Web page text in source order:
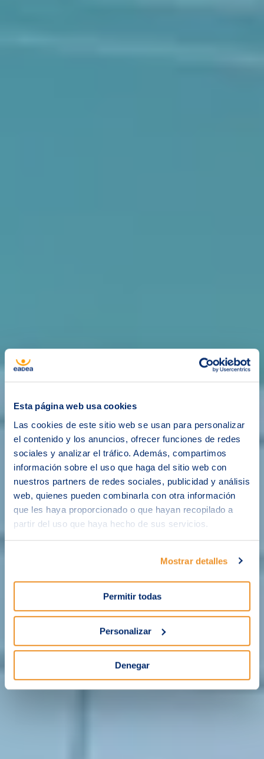
Esta página web usa cookies
Las cookies de este sitio web se usan para personalizar
el contenido y los anuncios, ofrecer funciones de redes
sociales y analizar el tráfico. Además, compartimos
información sobre el uso que haga del sitio web con
nuestros partners de redes sociales, publicidad y análisis
web, quienes pueden combinarla con otra información
que les haya proporcionado o que hayan recopilado a
partir del uso que haya hecho de sus servicios.
Mostrar detalles
Permitir todas
Personalizar
Denegar